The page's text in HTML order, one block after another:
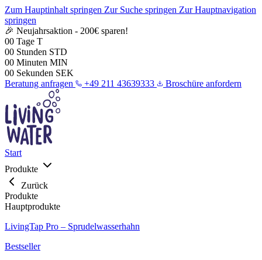
Zum Hauptinhalt springen Zur Suche springen Zur Hauptnavigation
springen
🎉 Neujahrsaktion - 200€ sparen!
00 Tage T
00 Stunden STD
00 Minuten MIN
00 Sekunden SEK
Beratung anfragen
+49 211 43639333 Broschüre anfordern
Start
Produkte
Zurück
Produkte
Hauptprodukte
LivingTap Pro – Sprudelwasserhahn
Bestseller